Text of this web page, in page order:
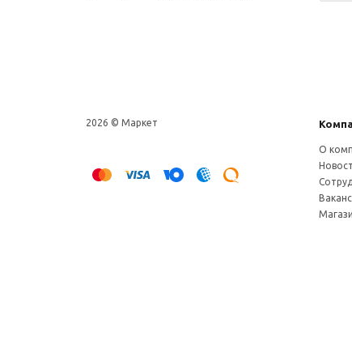
2026 © Маркет
О